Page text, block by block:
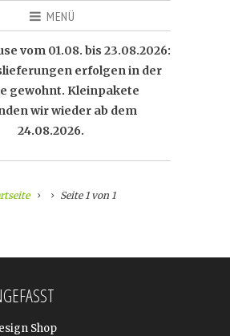
MENÜ
vom 01.08. bis 23.08.2026:
erfolgen in der
gewohnt. Kleinpakete
wir wieder ab dem
24.08.2026.
Seite 1 von 1
Shop